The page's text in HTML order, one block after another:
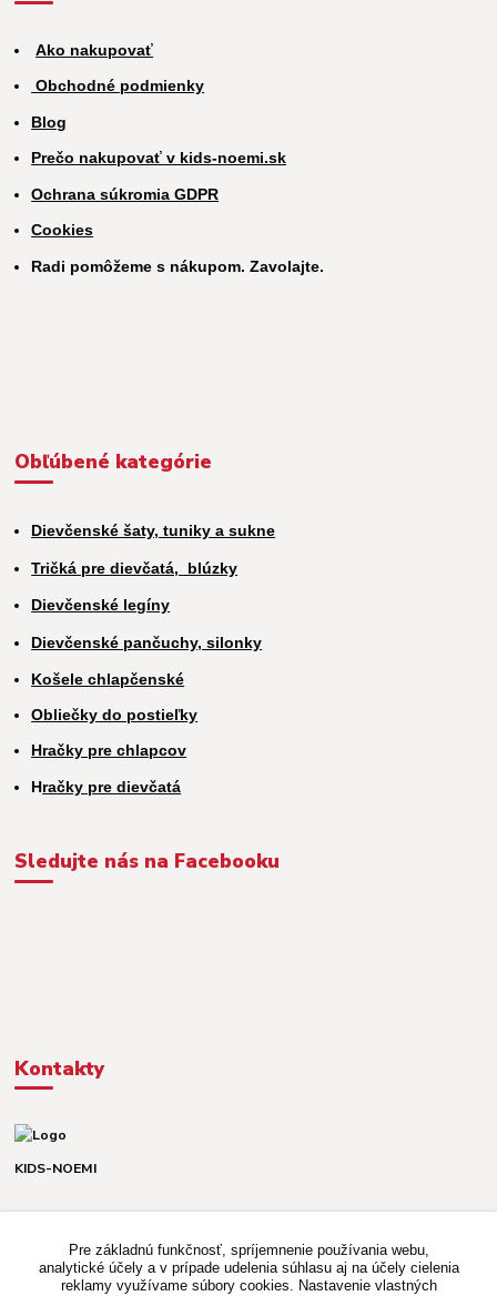
Ako nakupovať
Obchodné podmienky
Blog
Prečo nakupovať v kids-noemi.sk
Ochrana súkromia GDPR
Cookies
Radi pomôžeme s nákupom. Zavolajte.
Obľúbené kategórie
Dievčenské šaty, tuniky a sukne
Tričká pre dievčatá, blúzky
Dievčenské legíny
Dievčenské pančuchy, silonky
Košele chlapčenské
Obliečky do postieľky
Hračky pre chlapcov
Hračky pre dievčatá
Sledujte nás na Facebooku
Kontakty
KIDS-NOEMI
(Po-Pia, 8-16 hod.)
Pre základnú funkčnosť, spríjemnenie používania webu,
analytické účely a v prípade udelenia súhlasu aj na účely cielenia
reklamy využívame súbory cookies. Nastavenie vlastných